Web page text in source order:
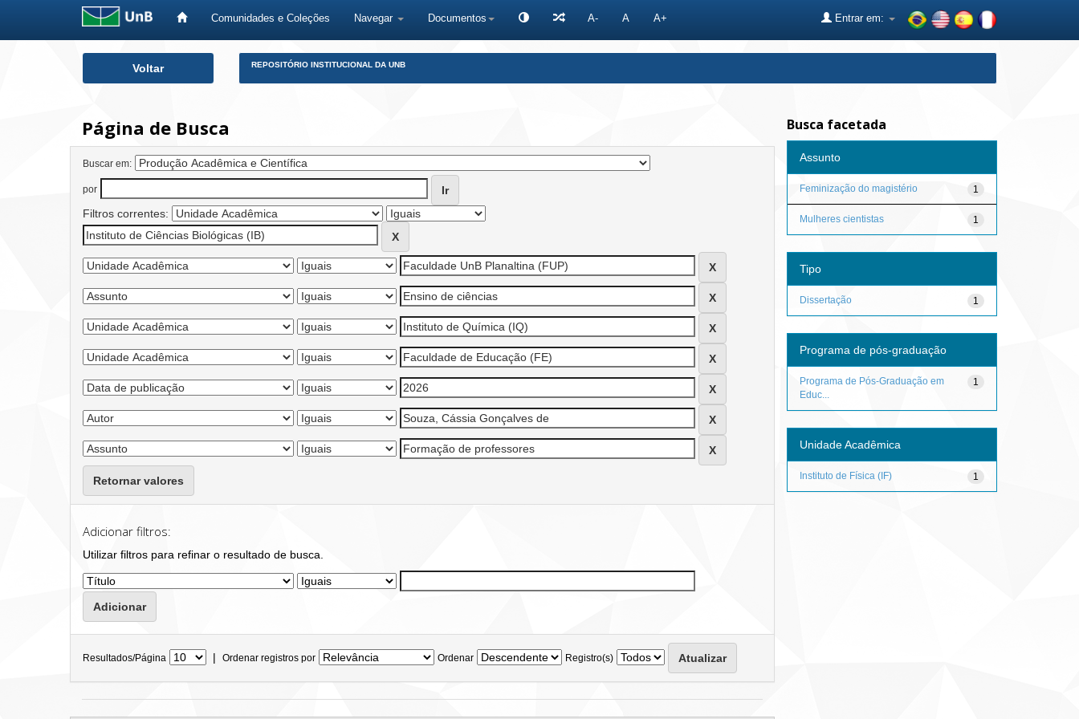
Comunidades e Coleções Navegar Documentos A- A A+ Entrar em:
Voltar REPOSITÓRIO INSTITUCIONAL DA UNB
Página de Busca
Buscar em:
por
Filtros correntes:
Retornar valores
Adicionar filtros:
Utilizar filtros para refinar o resultado de busca.
Resultados/Página | Ordenar registros por Ordenar Registro(s)
Busca facetada
Assunto
1
Feminização do magistério
1
Mulheres cientistas
Tipo
1
Dissertação
Programa de pós-graduação
1
Programa de Pós-Graduação em
Educ...
Unidade Acadêmica
1
Instituto de Física (IF)